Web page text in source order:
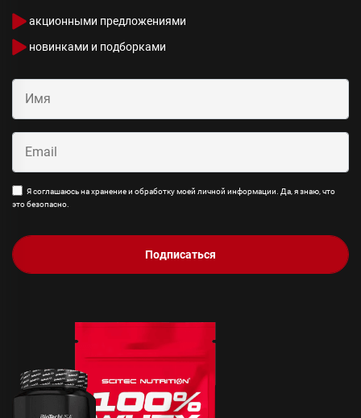
акционными предложениями
новинками и подборками
Я соглашаюсь на хранение и обработку моей личной информации. Да, я знаю, что
это безопасно.
Подписаться